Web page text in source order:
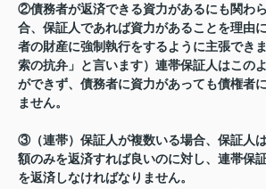
②債務者が返済できる資力があるにも関わ
合、保証人であれば資力があることを理由
者の財産に強制執行をするように主張でき
索の抗弁」と言います）連帯保証人はこの
ができず、債務者に資力があっても債権者
ません。
③（連帯）保証人が複数いる場合、保証人
額のみを返済すれば良いのに対し、連帯保
を返済しなければなりません。